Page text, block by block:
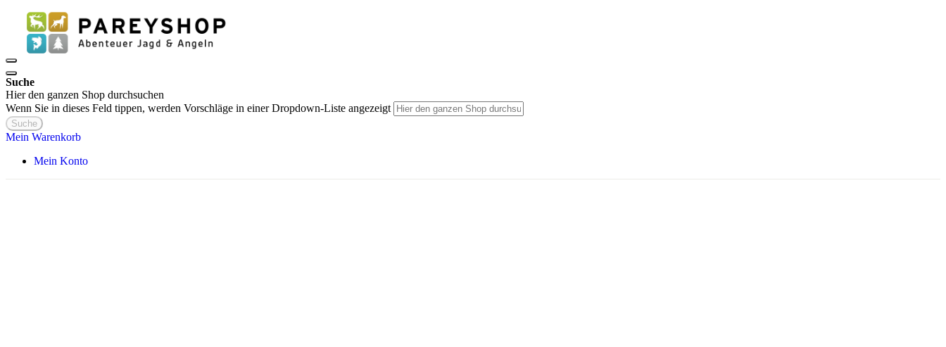
Suche
Hier den ganzen Shop durchsuchen
Wenn Sie in dieses Feld tippen, werden Vorschläge in einer Dropdown-Liste angezeigt
Suche
Mein Warenkorb
Mein Konto